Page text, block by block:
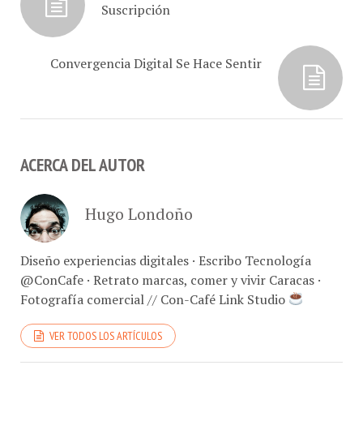
Diseño experiencias digitales · Escribo Tecnología
@ConCafe · Retrato marcas, comer y vivir Caracas ·
Fotografía comercial // Con-Café Link Studio